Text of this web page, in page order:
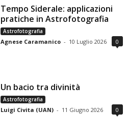
Tempo Siderale: applicazioni
pratiche in Astrofotografia
Astrofotografia
Agnese Caramanico - 10 Luglio 2026 0
Un bacio tra divinità
Astrofotografia
Luigi Civita (UAN) - 11 Giugno 2026 0